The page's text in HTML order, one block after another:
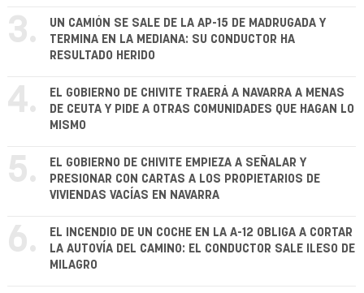
3.
UN CAMIÓN SE SALE DE LA AP-15 DE MADRUGADA Y
TERMINA EN LA MEDIANA: SU CONDUCTOR HA
RESULTADO HERIDO
4.
EL GOBIERNO DE CHIVITE TRAERÁ A NAVARRA A MENAS
DE CEUTA Y PIDE A OTRAS COMUNIDADES QUE HAGAN LO
MISMO
5.
EL GOBIERNO DE CHIVITE EMPIEZA A SEÑALAR Y
PRESIONAR CON CARTAS A LOS PROPIETARIOS DE
VIVIENDAS VACÍAS EN NAVARRA
6.
EL INCENDIO DE UN COCHE EN LA A-12 OBLIGA A CORTAR
LA AUTOVÍA DEL CAMINO: EL CONDUCTOR SALE ILESO DE
MILAGRO